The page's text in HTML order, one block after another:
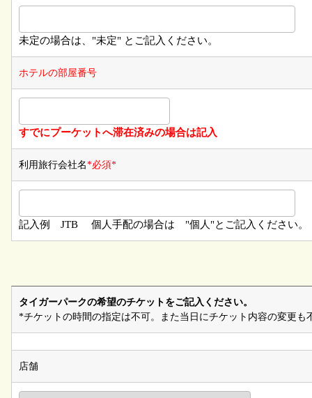
未定の場合は、"未定" とご記入ください。
ホテルの部屋番号
すでにプーケットへ滞在済みの場合は記入
利用旅行会社名*必須*
記入例 JTB 個人手配の場合は "個人"とご記入ください。
タイガーパークの希望のチケットをご記入ください。
*チケットの時間の指定は不可。また当日にチケット内容の変更も
店舗